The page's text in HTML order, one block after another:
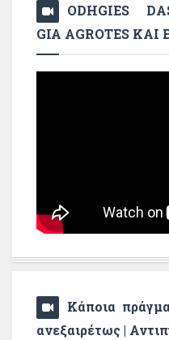
ODHGIES
GIA AGROTES KAI
Κάποια
ανεξαιρέτως |